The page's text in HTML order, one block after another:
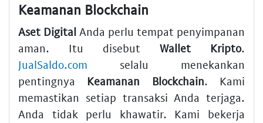
Keamanan Blockchain
Aset Digital Anda perlu tempat penyimpanan
aman. Itu disebut Wallet Kripto.
JualSaldo.com selalu menekankan
pentingnya Keamanan Blockchain. Kami
memastikan setiap transaksi Anda terjaga.
Anda tidak perlu khawatir. Kami bekerja